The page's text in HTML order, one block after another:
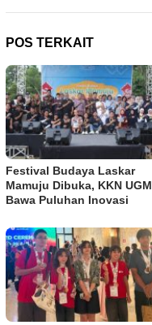
POS TERKAIT
Festival Budaya Laskar
Mamuju Dibuka, KKN UGM
Bawa Puluhan Inovasi